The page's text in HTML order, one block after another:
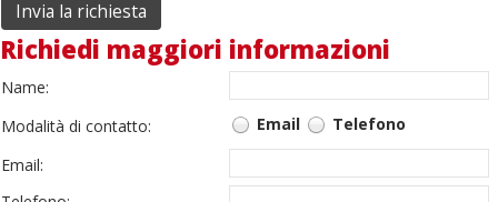
Richiedi maggiori informazioni
Name:
Modalità di contatto:
Email
Telefono
Email: